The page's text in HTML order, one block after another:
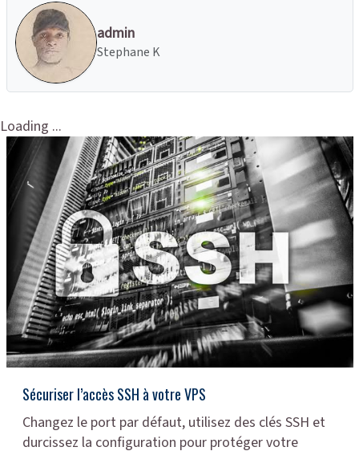
admin
Stephane K
Loading ...
Sécuriser l’accès SSH à votre VPS
Changez le port par défaut, utilisez des clés SSH et
durcissez la configuration pour protéger votre